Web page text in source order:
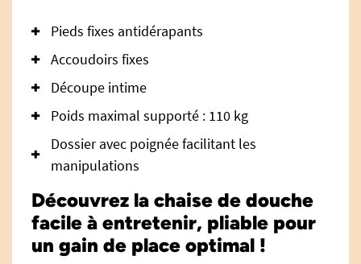
Pieds fixes antidérapants
Accoudoirs fixes
Découpe intime
Poids maximal supporté : 110 kg
Dossier avec poignée facilitant les
manipulations
Découvrez la chaise de douche
facile à entretenir, pliable pour
un gain de place optimal !